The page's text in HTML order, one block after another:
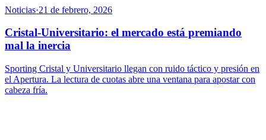
Noticias·21 de febrero, 2026
Cristal-Universitario: el mercado está premiando
mal la inercia
Sporting Cristal y Universitario llegan con ruido táctico y presión en
el Apertura. La lectura de cuotas abre una ventana para apostar con
cabeza fría.